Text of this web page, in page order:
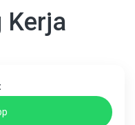
Kerja